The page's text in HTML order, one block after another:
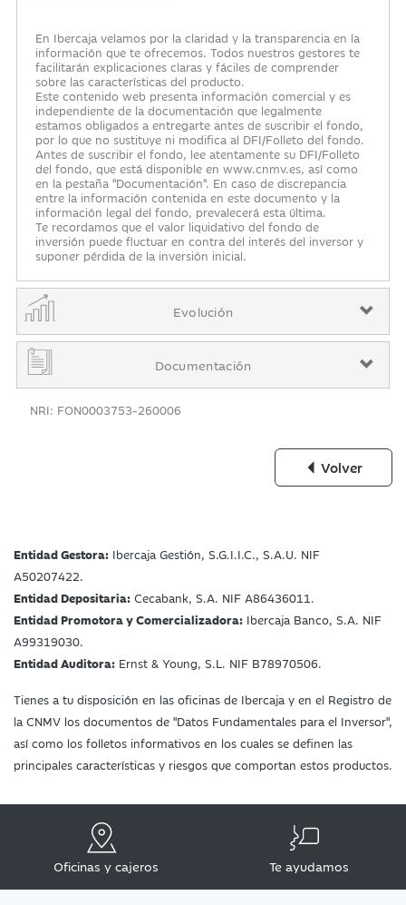
En Ibercaja velamos por la claridad y la transparencia en la
información que te ofrecemos. Todos nuestros gestores te
facilitarán explicaciones claras y fáciles de comprender
sobre las características del producto.
Este contenido web presenta información comercial y es
independiente de la documentación que legalmente
estamos obligados a entregarte antes de suscribir el fondo,
por lo que no sustituye ni modifica al DFI/Folleto del fondo.
Antes de suscribir el fondo, lee atentamente su DFI/Folleto
del fondo, que está disponible en www.cnmv.es, así como
en la pestaña "Documentación". En caso de discrepancia
entre la información contenida en este documento y la
información legal del fondo, prevalecerá esta última.
Te recordamos que el valor liquidativo del fondo de
inversión puede fluctuar en contra del interés del inversor y
suponer pérdida de la inversión inicial.
Evolución
Documentación
NRI: FON0003753-260006
Volver
Entidad Gestora: Ibercaja Gestión, S.G.I.I.C., S.A.U. NIF
A50207422.
Entidad Depositaria: Cecabank, S.A. NIF A86436011.
Entidad Promotora y Comercializadora: Ibercaja Banco, S.A. NIF
A99319030.
Entidad Auditora: Ernst & Young, S.L. NIF B78970506.
Tienes a tu disposición en las oficinas de Ibercaja y en el Registro de
la CNMV los documentos de "Datos Fundamentales para el Inversor",
así como los folletos informativos en los cuales se definen las
principales características y riesgos que comportan estos productos.
Oficinas y cajeros Te ayudamos